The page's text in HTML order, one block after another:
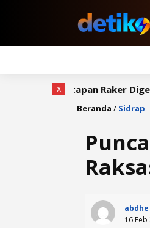
Raker Digelar di Cafe
Beranda / Sidrap
abdhe
16
x